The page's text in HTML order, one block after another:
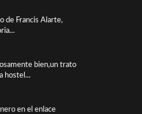
de Francis Alarte,
bien,un trato
hostel...
en el enlace